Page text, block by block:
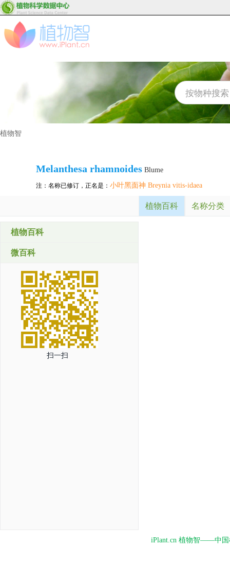
植物智
Melanthesa rhamnoides Blume
注：名称已修订，正名是： 小叶黑面神 Breynia vitis-idaea
植物百科 名称分类
植物百科
微百科
扫一扫
iPlant.cn 植物智——中国